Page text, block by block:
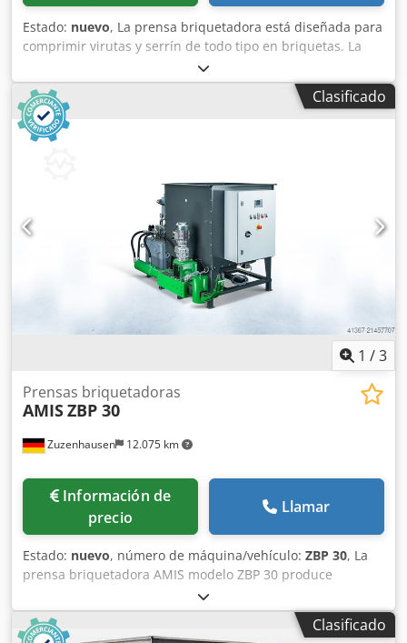
Estado: nuevo, La prensa briquetadora está diseñada para
comprimir virutas y serrín de todo tipo en briquetas. La
estructura de la prensa briquetadora es compacta,
manejable y fabricada en Alemania. El gran depósito de
aceite permite un funcionamiento continuo. La prensa
briquetadora está lista para usarse de inmediato:
simplemente enchufar y empezar a operar. Dcjdpeyr
Clasificado
1 /3
Zuzenhausen 12.075 km
Prensas briquetadoras
AMISZBP 30
Información de
precio
Llamar
Estado: nuevo, número de máquina/vehículo: ZBP 30, La
prensa briquetadora AMIS modelo ZBP 30 produce
briquetas de 30 mm. Estas briquetas son ideales para su
combustión en gasificadores de madera y en calderas de
astillas / sistemas de calefacción de menor tamaño. Todo
Clasificado